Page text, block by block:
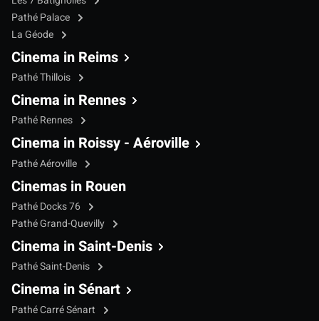
Pathé Palace
La Géode
Cinema in Reims
Pathé Thillois
Cinema in Rennes
Pathé Rennes
Cinema in Roissy - Aéroville
Pathé Aéroville
Cinemas in Rouen
Pathé Docks 76
Pathé Grand-Quevilly
Cinema in Saint-Denis
Pathé Saint-Denis
Cinema in Sénart
Pathé Carré Sénart